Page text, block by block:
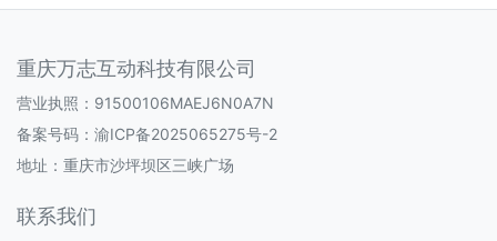
重庆万志互动科技有限公司
营业执照：91500106MAEJ6N0A7N
备案号码： 渝ICP备2025065275号-2
地址：重庆市沙坪坝区三峡广场
联系我们